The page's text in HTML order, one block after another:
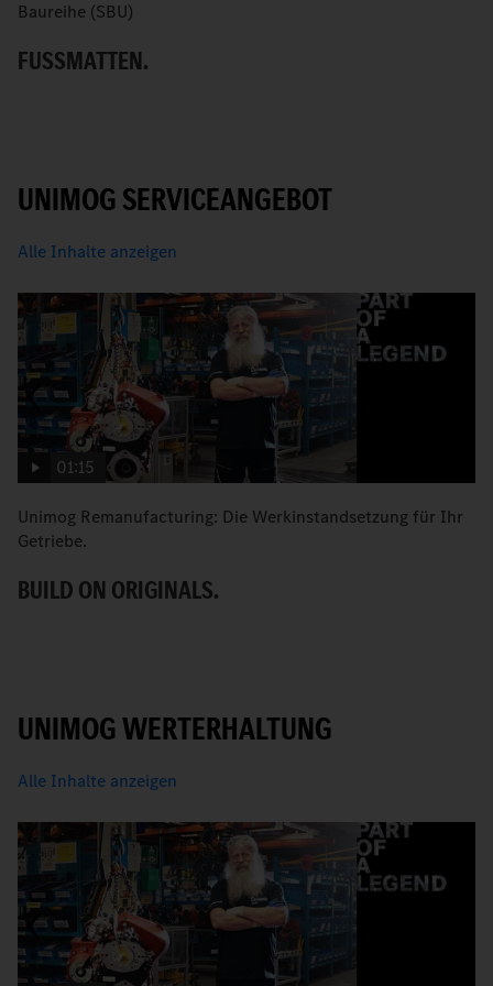
Baureihe (SBU)
FUSSMATTEN.
UNIMOG SERVICEANGEBOT
Alle Inhalte anzeigen
01:15
Unimog Remanufacturing: Die Werkinstandsetzung für Ihr
Getriebe.
BUILD ON ORIGINALS.
UNIMOG WERTERHALTUNG
Alle Inhalte anzeigen